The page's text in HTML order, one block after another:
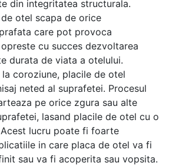
din integritatea structurala.
otel scapa de orice
care pot provoca
cu succes dezvoltarea
durata de viata a otelului.
coroziune, placile de otel
neted al suprafetei. Procesul
pe orice zgura sau alte
lasand placile de otel cu o
lucru poate fi foarte
in care placa de otel va fi
sau va fi acoperita sau vopsita.